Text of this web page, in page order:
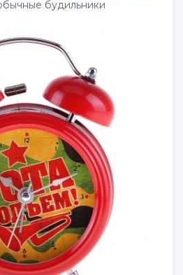
будильники